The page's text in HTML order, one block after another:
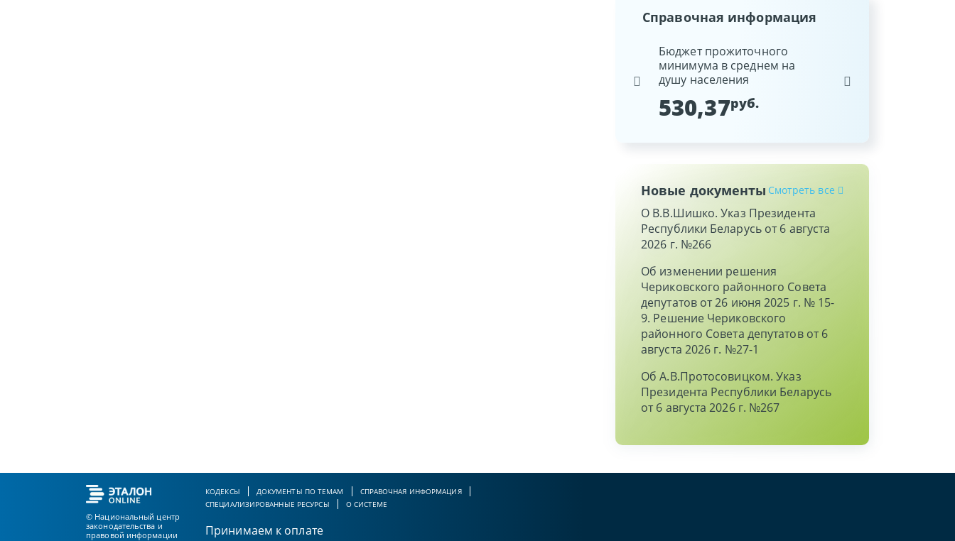
Справочная информация
Бюджет прожиточного
минимума в среднем на
душу населения
530,37руб.
Республики Беларусь
Новые документы Смотреть все
О В.В.Шишко. Указ Президента
Республики Беларусь от 6 августа
2026 г. №266
Об изменении решения
Чериковского районного Совета
депутатов от 26 июня 2025 г. № 15-
9. Решение Чериковского
районного Совета депутатов от 6
августа 2026 г. №27-1
Об А.В.Протосовицком. Указ
Президента Республики Беларусь
от 6 августа 2026 г. №267
© Национальный центр
законодательства и
правовой информации
КОДЕКСЫ ДОКУМЕНТЫ ПО ТЕМАМ
СПРАВОЧНАЯ ИНФОРМАЦИЯ
СПЕЦИАЛИЗИРОВАННЫЕ РЕСУРСЫ
О СИСТЕМЕ
Принимаем к оплате